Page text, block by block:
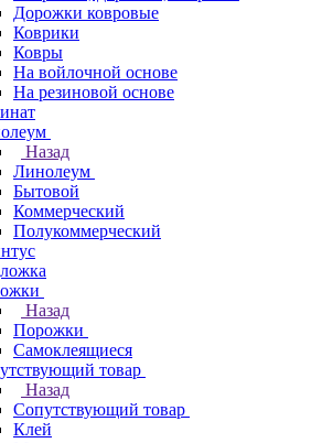
Дорожки ковровые
Коврики
Ковры
На войлочной основе
На резиновой основе
Назад
Линолеум
Бытовой
Коммерческий
Полукоммерческий
Назад
Порожки
Самоклеящиеся
товар
Назад
Сопутствующий товар
Клей